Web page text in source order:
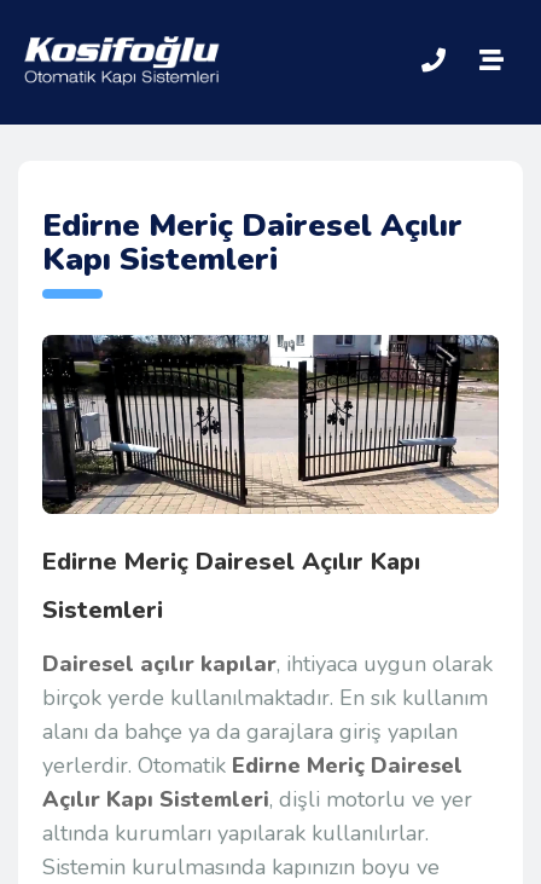
Edirne Meriç Dairesel Açılır
Kapı Sistemleri
Edirne Meriç Dairesel Açılır Kapı
Sistemleri
Dairesel açılır kapılar, ihtiyaca uygun olarak
birçok yerde kullanılmaktadır. En sık kullanım
alanı da bahçe ya da garajlara giriş yapılan
yerlerdir. Otomatik Edirne Meriç Dairesel
Açılır Kapı Sistemleri, dişli motorlu ve yer
altında kurumları yapılarak kullanılırlar.
Sistemin kurulmasında kapınızın boyu ve